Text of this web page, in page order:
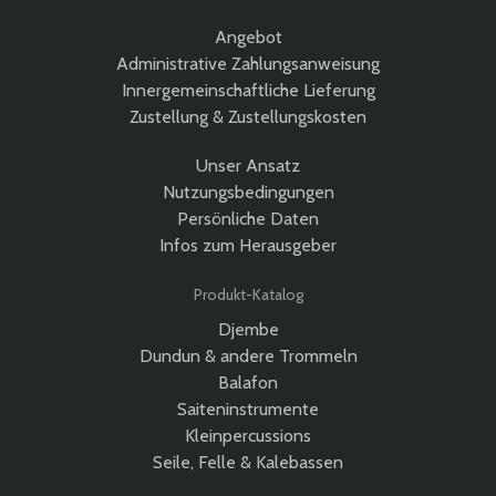
Angebot
Administrative Zahlungsanweisung
Innergemeinschaftliche Lieferung
Zustellung & Zustellungskosten
Unser Ansatz
Nutzungsbedingungen
Persönliche Daten
Infos zum Herausgeber
Produkt-Katalog
Djembe
Dundun & andere Trommeln
Balafon
Saiteninstrumente
Kleinpercussions
Seile, Felle & Kalebassen